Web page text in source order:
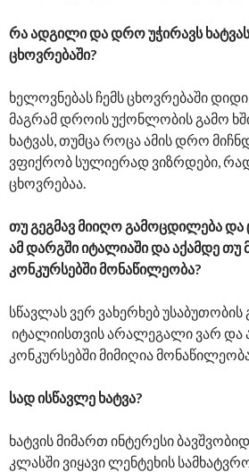
რა ადგილი და დრო უჭირავს
ცხოვრებაში?
ხელოვნებას ჩემს ცხოვრებაში
მაგრამ დროის უქონლობის გამო
ხატვას, თუმცა როცა ამის დრო
ვფიქრობ სულიერად ვიზრდები,
ცხოვრებაა.
თუ გეგმავ მიიღო გამოცდილება
ამ დარგში იტალიაში და აქამდე თუ
კონკურსებში მონაწილეობა?
სწავლას ვერ ვახერხებ
იტალიისთვის არალეგალი ვარ და
კონკურსებში მიმიღია
სად ისწავლე ხატვა?
ხატვის მიმართ ინტერესი
კლასში ვიყავი ლენტეხის